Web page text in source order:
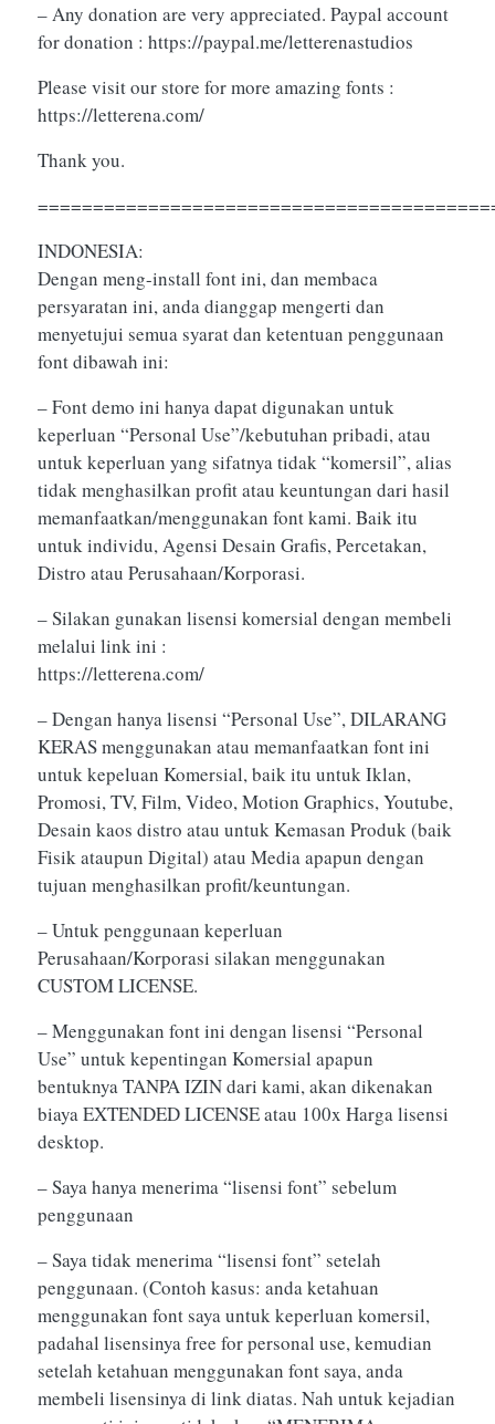
– Any donation are very appreciated. Paypal account
for donation : https://paypal.me/letterenastudios
Please visit our store for more amazing fonts :
https://letterena.com/
Thank you.
INDONESIA:
Dengan meng-install font ini, dan membaca
persyaratan ini, anda dianggap mengerti dan
menyetujui semua syarat dan ketentuan penggunaan
font dibawah ini:
– Font demo ini hanya dapat digunakan untuk
keperluan “Personal Use”/kebutuhan pribadi, atau
untuk keperluan yang sifatnya tidak “komersil”, alias
tidak menghasilkan profit atau keuntungan dari hasil
memanfaatkan/menggunakan font kami. Baik itu
untuk individu, Agensi Desain Grafis, Percetakan,
Distro atau Perusahaan/Korporasi.
– Silakan gunakan lisensi komersial dengan membeli
melalui link ini :
https://letterena.com/
– Dengan hanya lisensi “Personal Use”, DILARANG
KERAS menggunakan atau memanfaatkan font ini
untuk kepeluan Komersial, baik itu untuk Iklan,
Promosi, TV, Film, Video, Motion Graphics, Youtube,
Desain kaos distro atau untuk Kemasan Produk (baik
Fisik ataupun Digital) atau Media apapun dengan
tujuan menghasilkan profit/keuntungan.
– Untuk penggunaan keperluan
Perusahaan/Korporasi silakan menggunakan
CUSTOM LICENSE.
– Menggunakan font ini dengan lisensi “Personal
Use” untuk kepentingan Komersial apapun
bentuknya TANPA IZIN dari kami, akan dikenakan
biaya EXTENDED LICENSE atau 100x Harga lisensi
desktop.
– Saya hanya menerima “lisensi font” sebelum
penggunaan
– Saya tidak menerima “lisensi font” setelah
penggunaan. (Contoh kasus: anda ketahuan
menggunakan font saya untuk keperluan komersil,
padahal lisensinya free for personal use, kemudian
setelah ketahuan menggunakan font saya, anda
membeli lisensinya di link diatas. Nah untuk kejadian